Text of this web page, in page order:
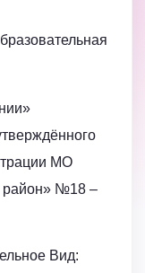
МО
район» №18 –
Вид: